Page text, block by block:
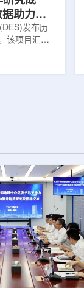
助力约
发布历
该项目汇总
年至2019